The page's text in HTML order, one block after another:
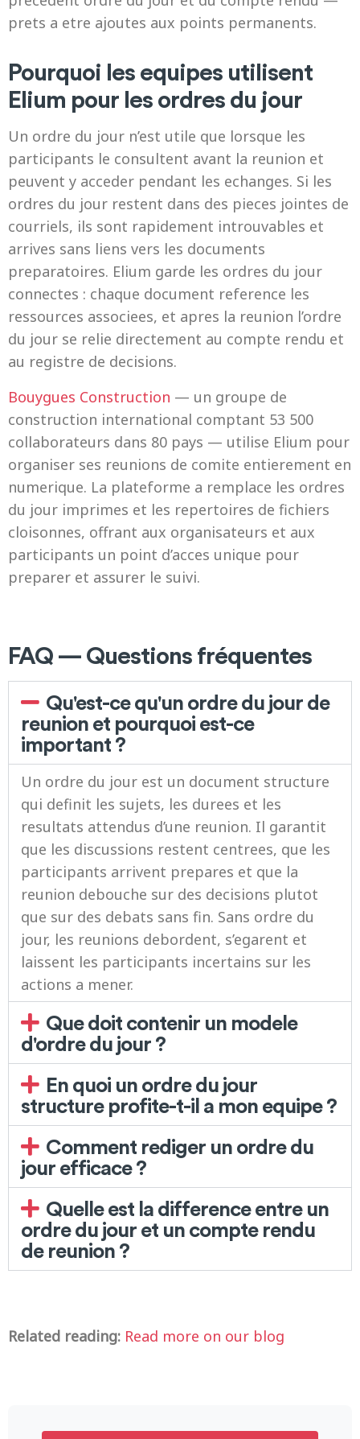
prets a etre ajoutes aux points permanents.
Pourquoi les equipes utilisent
Elium pour les ordres du jour
Un ordre du jour n’est utile que lorsque les
participants le consultent avant la reunion et
peuvent y acceder pendant les echanges. Si les
ordres du jour restent dans des pieces jointes de
courriels, ils sont rapidement introuvables et
arrives sans liens vers les documents
preparatoires. Elium garde les ordres du jour
connectes : chaque document reference les
ressources associees, et apres la reunion l’ordre
du jour se relie directement au compte rendu et
au registre de decisions.
Bouygues Construction — un groupe de
construction international comptant 53 500
collaborateurs dans 80 pays — utilise Elium pour
organiser ses reunions de comite entierement en
numerique. La plateforme a remplace les ordres
du jour imprimes et les repertoires de fichiers
cloisonnes, offrant aux organisateurs et aux
participants un point d’acces unique pour
preparer et assurer le suivi.
FAQ — Questions fréquentes
Qu'est-ce qu'un ordre du jour de
reunion et pourquoi est-ce
important ?
Un ordre du jour est un document structure
qui definit les sujets, les durees et les
resultats attendus d’une reunion. Il garantit
que les discussions restent centrees, que les
participants arrivent prepares et que la
reunion debouche sur des decisions plutot
que sur des debats sans fin. Sans ordre du
jour, les reunions debordent, s’egarent et
laissent les participants incertains sur les
actions a mener.
Que doit contenir un modele
d'ordre du jour ?
En quoi un ordre du jour
structure profite-t-il a mon equipe ?
Comment rediger un ordre du
jour efficace ?
Quelle est la difference entre un
ordre du jour et un compte rendu
de reunion ?
Related reading: Read more on our blog